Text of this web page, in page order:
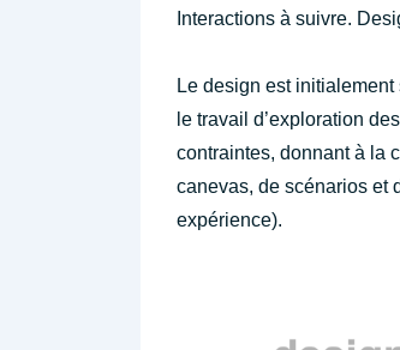
Interactions à suivre.
Le design est
le travail d’exploration
contraintes, donnant à la
canevas, de scénarios et
expérience).